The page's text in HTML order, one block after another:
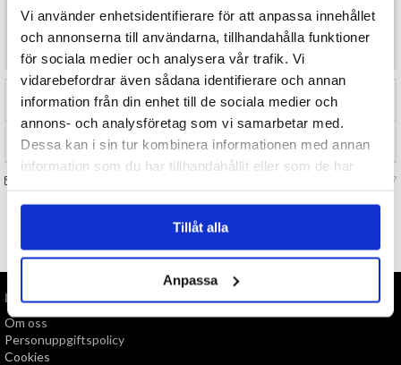
Vi använder enhetsidentifierare för att anpassa innehållet
och annonserna till användarna, tillhandahålla funktioner
för sociala medier och analysera vår trafik. Vi
vidarebefordrar även sådana identifierare och annan
information från din enhet till de sociala medier och
annons- och analysföretag som vi samarbetar med.
Dessa kan i sin tur kombinera informationen med annan
information som du har tillhandahållit eller som de har
Tillåt alla
Anpassa
Trendig och populär trofé att hänga på väggen. Hänges upp med
ögla. Mått; Ren: huvud ca 22 cm, horn ca 22 cm, Elefant: huvud ca
22 cm, snabel ca 40 cm, öron ca 15 cm och Lejon: huvud ca 27 cm.
RECENSIONER (0)
TIPSA
Art. nr 133087
INFORMATION
Om oss
Personuppgiftspolicy
Cookies